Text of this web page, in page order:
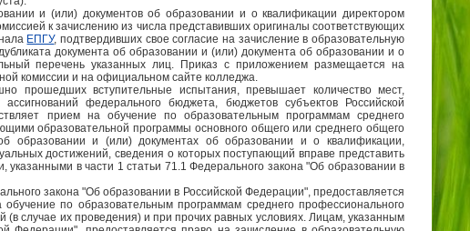
и (или) документов об образовании и о квалификации директором
к зачислению из числа представивших оригиналы соответствующих
ЕПГУ, подтвердивших свое согласие на зачисление в образовательную
документа об образовании и (или) документа об образовании и о
перечень указанных лиц. Приказ с приложением размещается на
комиссии и на официальном сайте колледжа.
прошедших вступительные испытания, превышает количество мест,
федерального бюджета, бюджетов субъектов Российской
прием на обучение по образовательным программам среднего
образовательной программы основного общего или среднего общего
образовании и (или) документах об образовании и о квалификации,
достижений, сведения о которых поступающий вправе представить
в части 1 статьи 71.1 Федерального закона "Об образовании в
закона "Об образовании в Российской Федерации", предоставляется
по образовательным программам среднего профессионального
случае их проведения) и при прочих равных условиях. Лицам, указанным